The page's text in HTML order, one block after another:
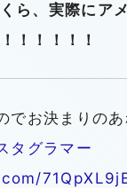
ら、実際にア
！！！！！
でお決まりの
タグラマー